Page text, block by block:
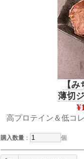
【
薄切
高プロテイン＆低コ
購入数量 ： 個